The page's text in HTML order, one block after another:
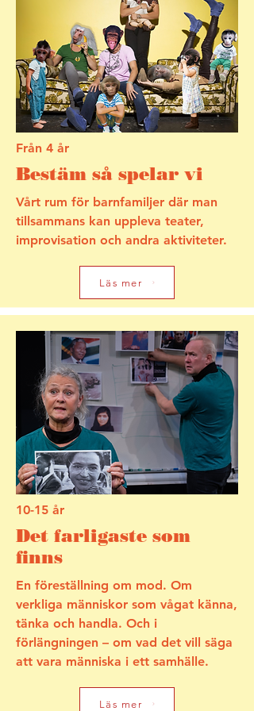
Från 4 år
Bestäm så spelar vi
Vårt rum för barnfamiljer där man
tillsammans kan uppleva teater,
improvisation och andra aktiviteter.
Läs mer
10-15 år
Det farligaste som
finns
En föreställning om mod. Om
verkliga människor som vågat känna,
tänka och handla. Och i
förlängningen – om vad det vill säga
att vara människa i ett samhälle.
Läs mer